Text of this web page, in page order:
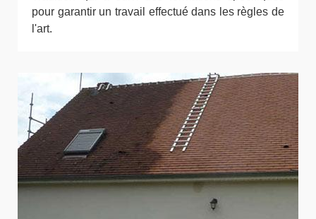
pour garantir un travail effectué dans les règles de
l'art.